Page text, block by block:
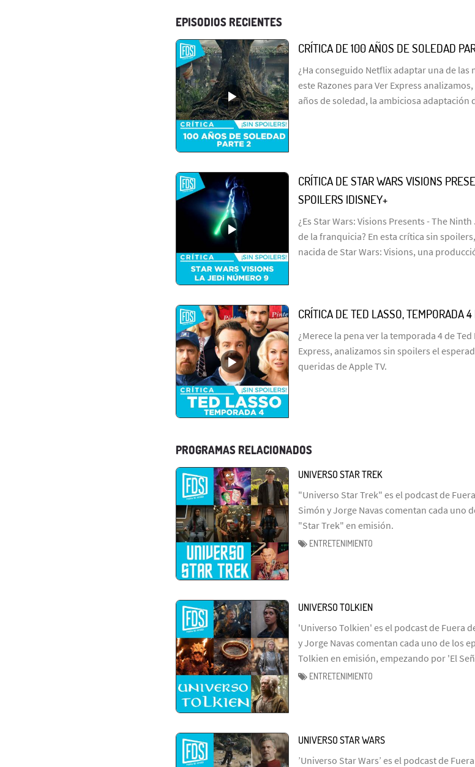
EPISODIOS RECIENTES
CRÍTICA DE 100 AÑOS DE SOLEDAD
¿Ha conseguido Netflix adaptar una de
este Razones para Ver Express
años de soledad, la ambiciosa adaptación
CRÍTICA DE STAR WARS VISIONS
SPOILERS |DISNEY+
¿Es Star Wars: Visions Presents - The
de la franquicia? En esta crítica sin
nacida de Star Wars: Visions, una
CRÍTICA DE TED LASSO, TEMPORADA
¿Merece la pena ver la temporada 4 de
Express, analizamos sin spoilers el
queridas de Apple TV.
PROGRAMAS RELACIONADOS
UNIVERSO STAR TREK
"Universo Star Trek" es el podcast de
Simón y Jorge Navas comentan cada uno
"Star Trek" en emisión.
ENTRETENIMIENTO
UNIVERSO TOLKIEN
'Universo Tolkien' es el podcast de Fuera
y Jorge Navas comentan cada uno de los
Tolkien en emisión, empezando por 'El
ENTRETENIMIENTO
UNIVERSO STAR WARS
’Universo Star Wars’ es el podcast de